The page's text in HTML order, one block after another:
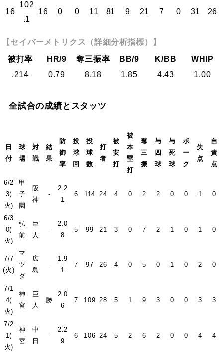
16
102
.1
16 0 0 11 81 9 21 7 0 31 26
【セイバーメトリクス（詳細分析指標）】
被打率
HR/9 奪三振率 BB/9 K/BB
WHIP
.214
0.79 8.18 1.85 4.43 1.00
全試合の成績とスタッツ
日
付
球
場
対
戦
結
果
防
御
率
投
球
回
投
球
数
打
者
被
安
打
被
本
塁
打
奪
三
振
与
四
球
与
死
球
ボ
ー
ク
失
点
自
責
点
6/2
3(
火)
甲
子
園
阪
神
-
2.2
1
6 114 24 4 0 2 2 0 0 1 0
6/3
0(
火)
弘
前
巨
人
-
2.0
8
5 99 21 3 0 7 2 1 0 1 0
7/7
(火)
マ
ツ
ダ
広
島
-
1.9
1
7 97 26 4 0 5 0 1 0 2 0
7/1
4(
火)
神
宮
巨
人
勝
2.0
6
7 109 28 5 1 9 3 0 0 3 3
7/2
1(
火)
神
宮
中
日
-
2.2
9
6 106 24 5 2 6 2 0 0 4 4